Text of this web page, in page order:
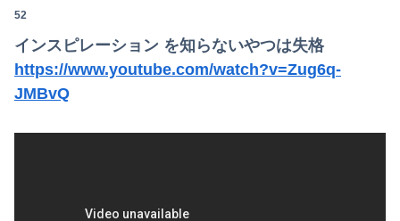
52
インスピレーション を知らないやつは失格
https://www.youtube.com/watch?v=Zug6q-
JMBvQ